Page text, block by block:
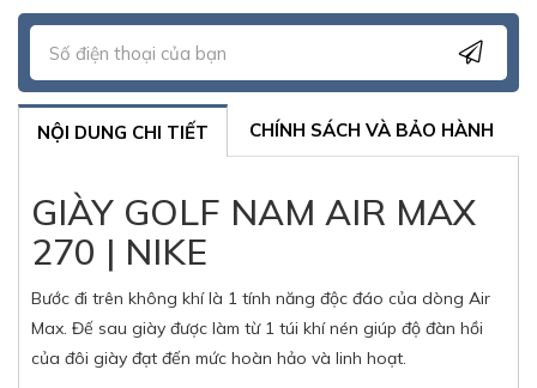
NỘI DUNG CHI TIẾT CHÍNH SÁCH VÀ BẢO HÀNH
GIÀY GOLF NAM AIR MAX
270 | NIKE
Bước đi trên không khí là 1 tính năng độc đáo của dòng Air
Max. Đế sau giày được làm từ 1 túi khí nén giúp độ đàn hồi
của đôi giày đạt đến mức hoàn hảo và linh hoạt.